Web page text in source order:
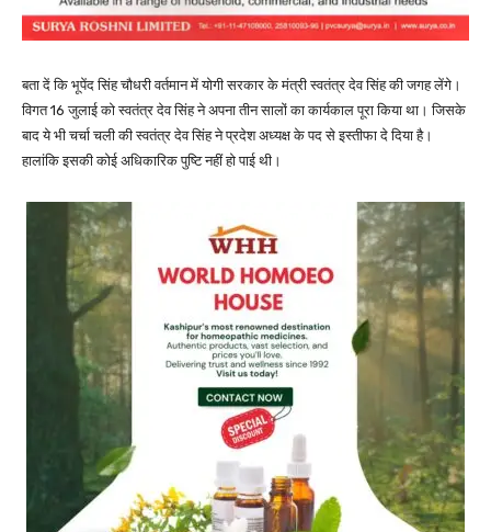
बता दें कि भूपेंद सिंह चौधरी वर्तमान में योगी सरकार के मंत्री स्वतंत्र देव सिंह की जगह लेंगे।
विगत 16 जुलाई को स्वतंत्र देव सिंह ने अपना तीन सालों का कार्यकाल पूरा किया था। जिसके
बाद ये भी चर्चा चली की स्वतंत्र देव सिंह ने प्रदेश अध्यक्ष के पद से इस्तीफा दे दिया है।
हालांकि इसकी कोई अधिकारिक पुष्टि नहीं हो पाई थी।